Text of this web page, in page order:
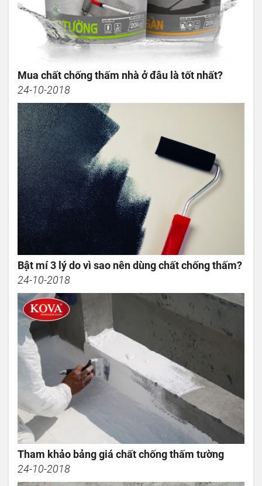
Mua chất chống thấm nhà ở đâu là tốt nhất?
24-10-2018
Bật mí 3 lý do vì sao nên dùng chất chống thấm?
24-10-2018
Tham khảo bảng giá chất chống thấm tường
24-10-2018